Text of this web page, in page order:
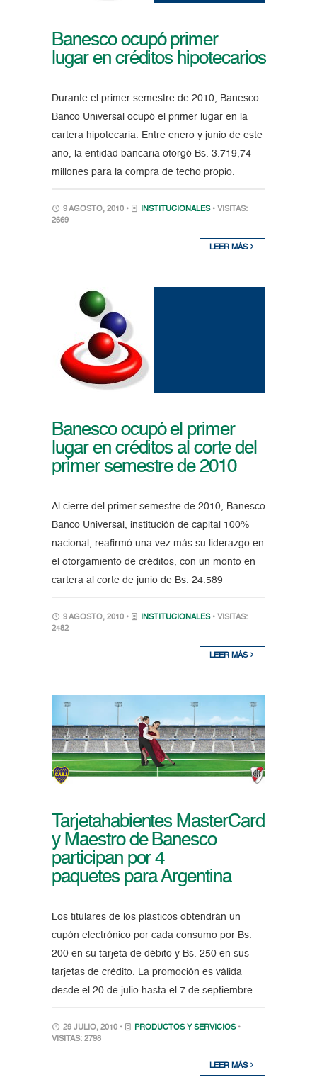
Banesco ocupó primer
lugar en créditos hipotecarios
Durante el primer semestre de 2010, Banesco
Banco Universal ocupó el primer lugar en la
cartera hipotecaria. Entre enero y junio de este
año, la entidad bancaria otorgó Bs. 3.719,74
millones para la compra de techo propio.
9 AGOSTO, 2010 • INSTITUCIONALES • VISITAS:
2669
LEER MÁS
Banesco ocupó el primer
lugar en créditos al corte del
primer semestre de 2010
Al cierre del primer semestre de 2010, Banesco
Banco Universal, institución de capital 100%
nacional, reafirmó una vez más su liderazgo en
el otorgamiento de créditos, con un monto en
cartera al corte de junio de Bs. 24.589
9 AGOSTO, 2010 • INSTITUCIONALES • VISITAS:
2482
LEER MÁS
Tarjetahabientes MasterCard
y Maestro de Banesco
participan por 4
paquetes para Argentina
Los titulares de los plásticos obtendrán un
cupón electrónico por cada consumo por Bs.
200 en su tarjeta de débito y Bs. 250 en sus
tarjetas de crédito. La promoción es válida
desde el 20 de julio hasta el 7 de septiembre
29 JULIO, 2010 • PRODUCTOS Y SERVICIOS •
VISITAS: 2798
LEER MÁS